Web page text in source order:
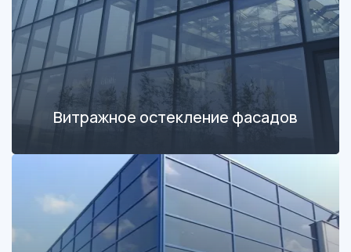
Витражное остекление фасадов